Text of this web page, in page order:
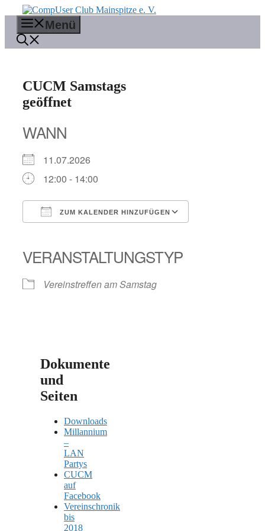
Inhalt
springen
Menü
CUCM Samstags
geöffnet
WANN
11.07.2026
12:00 - 14:00
ZUM KALENDER HINZUFÜGEN
VERANSTALTUNGSTYP
Vereinstreffen am Samstag
Dokumente
und
Seiten
Downloads
Millannium
–
LAN
Partys
CUCM
auf
Facebook
Vereinschronik
bis
2018